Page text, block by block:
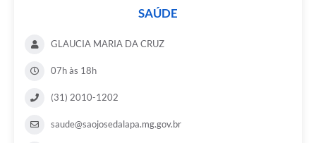
SAÚDE
GLAUCIA MARIA DA CRUZ
07h às 18h
(31) 2010-1202
saude@saojosedalapa.mg.gov.br